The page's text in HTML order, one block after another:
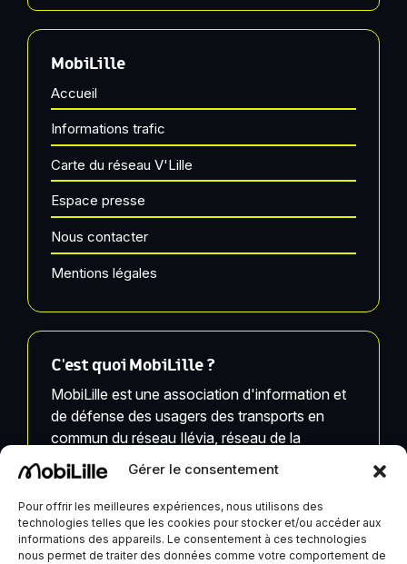
Gérer le consentement
Pour offrir les meilleures expériences, nous utilisons des
technologies telles que les cookies pour stocker et/ou accéder aux
informations des appareils. Le consentement à ces technologies
nous permet de traiter des données comme votre comportement de
MobiLille
Accueil
Informations trafic
Carte du réseau V'Lille
Espace presse
Nous contacter
Mentions légales
C'est quoi MobiLille ?
MobiLille est une association d'information et
de défense des usagers des transports en
commun du réseau Ilévia, réseau de la
Métropole Européenne de Lille.
MobiLille, ses équipes et ses infrastructures ne
sont pas liées à Ilévia.